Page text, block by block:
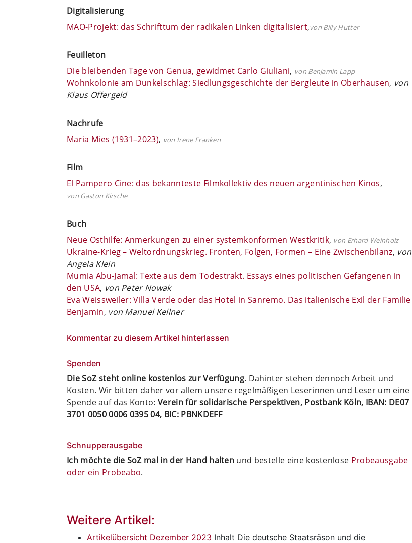
Digitalisierung
MAO-Projekt: das Schrifttum der radikalen Linken digitalisiert,von Billy Hutter
Feuilleton
Die bleibenden Tage von Genua, gewidmet Carlo Giuliani, von Benjamin Lapp
Wohnkolonie am Dunkelschlag: Siedlungsgeschichte der Bergleute in Oberhausen, von
Klaus Offergeld
Nachrufe
Maria Mies (1931–2023), von Irene Franken
Film
El Pampero Cine: das bekannteste Filmkollektiv des neuen argentinischen Kinos,
von Gaston Kirsche
Buch
Neue Osthilfe: Anmerkungen zu einer systemkonformen Westkritik, von Erhard Weinholz
Ukraine-Krieg – Weltordnungskrieg. Fronten, Folgen, Formen – Eine Zwischenbilanz, von
Angela Klein
Mumia Abu-Jamal: Texte aus dem ­Todestrakt. Essays eines politischen Gefangenen in
den USA, von Peter Nowak
Eva Weissweiler: Villa Verde oder das Hotel in ­Sanremo. Das italienische Exil der Familie
Benjamin, von Manuel Kellner
Kommentar zu diesem Artikel hinterlassen
Spenden
Die SoZ steht online kostenlos zur Verfügung. Dahinter stehen dennoch Arbeit und
Kosten. Wir bitten daher vor allem unsere regelmäßigen Leserinnen und Leser um eine
Spende auf das Konto:Verein für solidarische Perspektiven, Postbank Köln, IBAN: DE07
3701 0050 0006 0395 04, BIC: PBNKDEFF
Schnupperausgabe
Ich möchte die SoZ mal in der Hand halten und bestelle eine kostenlose Probeausgabe
oder ein Probeabo.
Weitere Artikel:
Artikelübersicht Dezember 2023 Inhalt Die deutsche Staatsräson und die